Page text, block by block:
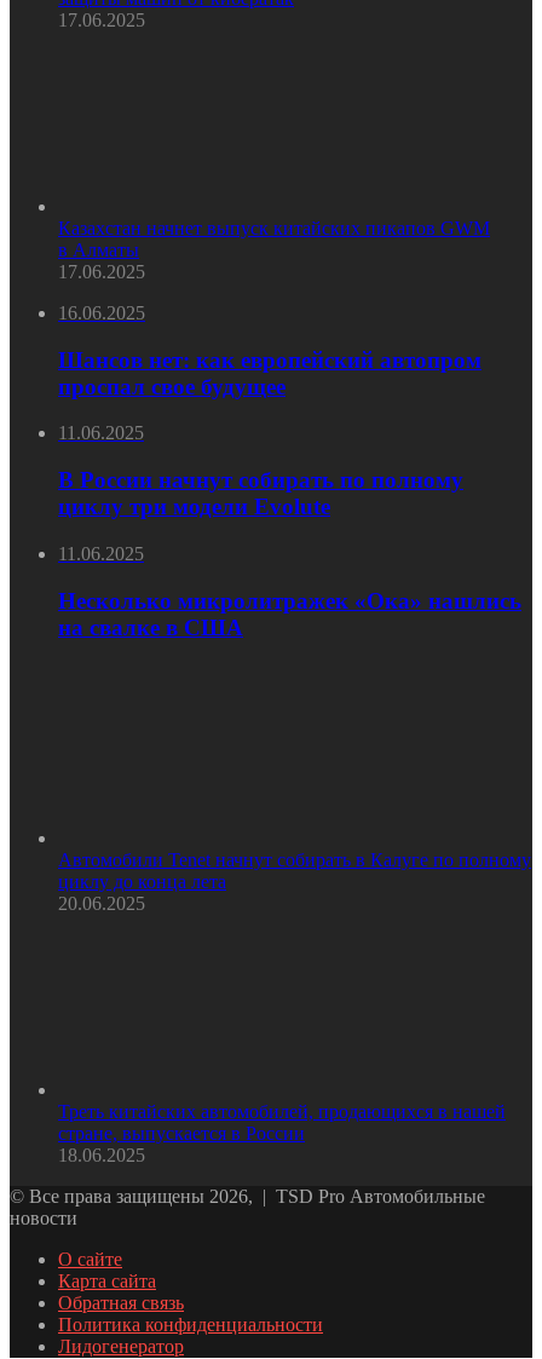
17.06.2025
Казахстан начнет выпуск китайских пикапов GWM
в Алматы
17.06.2025
16.06.2025
Шансов нет: как европейский автопром
проспал свое будущее
11.06.2025
В России начнут собирать по полному
циклу три модели Evolute
11.06.2025
Несколько микролитражек «Ока» нашлись
на свалке в США
Автомобили Tenet начнут собирать в Калуге по полному
циклу до конца лета
20.06.2025
Треть китайских автомобилей, продающихся в нашей
стране, выпускается в России
18.06.2025
© Все права защищены 2026, | TSD Pro Автомобильные
новости
О сайте
Карта сайта
Обратная связь
Политика конфиденциальности
Лидогенератор